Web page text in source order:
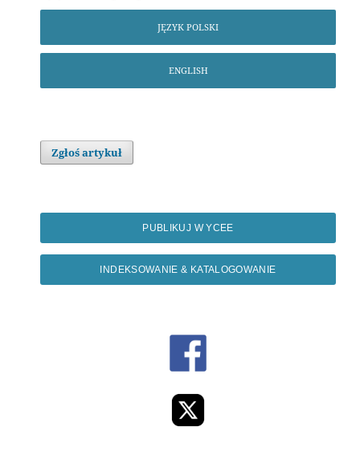
JĘZYK POLSKI
ENGLISH
Zgłoś artykuł
PUBLIKUJ W YCEE
INDEKSOWANIE & KATALOGOWANIE